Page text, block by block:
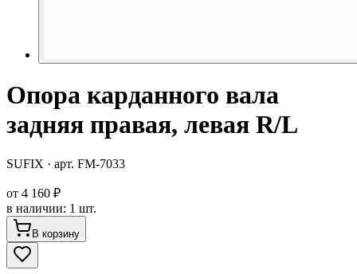
Опора карданного вала
задняя правая, левая R/L
SUFIX · арт. FM-7033
от 4 160 ₽
в наличии: 1 шт.
В корзину